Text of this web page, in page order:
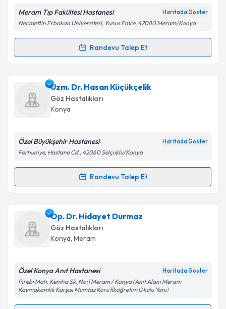
Kişisel verilerimin işlenmesine ilişkinAydınlatma
Metni'ni okudum ve kişisel verilerimin belirtilen
kapsamda işlenmesini kabul ediyorum.
Meram Tıp Fakültesi Hastanesi Haritada Göster
Necmettin Erbakan Üniversitesi, Yunus Emre, 42080 Meram/Konya
Randevu Talep Et
Randevu Takvimi Talebi
Dr. Öğr. Üyesi Günhal Şatırtaviçin randevu takvimi
talebi oluşturun. Size bu uzmandan randevu almanız
için bir takvim hazırlandığında e-posta ile
bilgilendireceğiz.
Kişisel verilerimin işlenmesine ilişkinAydınlatma
kapsamda işlenmesini kabul ediyorum.
Takvim Talebini Gönder
Uzm. Dr. Hasan Küçükçelik
Göz Hastalıkları
Konya
Özel Büyükşehir Hastanesi Haritada Göster
Ferhuniye, Hastane Cd., 42060 Selçuklu/Konya
Randevu Talep Et
Randevu Takvimi Talebi
Uzm. Dr. Hasan Küçükçelikiçin randevu takvimi
talebi oluşturun. Size bu uzmandan randevu almanız
için bir takvim hazırlandığında e-posta ile
bilgilendireceğiz.
Op. Dr. Hidayet Durmaz
Göz Hastalıkları
Konya, Meram
Özel Konya Anıt Hastanesi Haritada Göster
Pirebi Mah. Kemha Sk. No:1 Meram / Konya (Anıt Alanı Meram
Kaymakamlık Karşısı Mümtaz Koru İlköğretim Okulu Yanı)